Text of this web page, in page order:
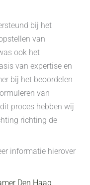
bij het
van
ook het
van expertise en
bij het beoordelen
van
proces hebben wij
richting de
informatie hierover
Den Haag